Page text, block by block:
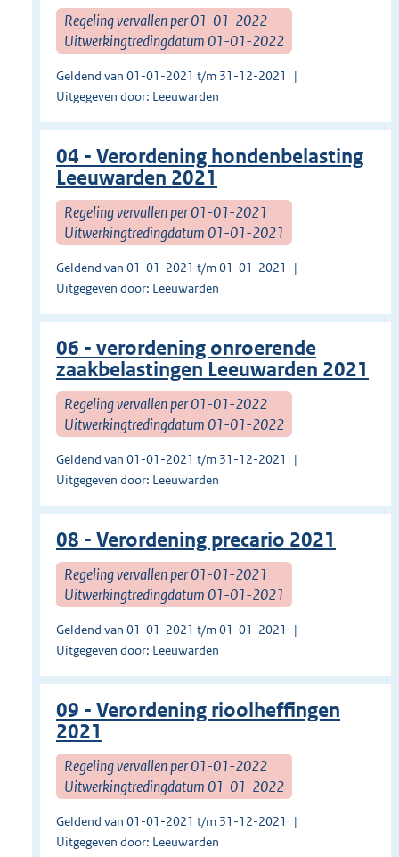
Regeling vervallen per 01-01-2022
Uitwerkingtredingdatum 01-01-2022
Geldend van 01-01-2021 t/m 31-12-2021
Uitgegeven door: Leeuwarden
04 - Verordening hondenbelasting
Leeuwarden 2021
Regeling vervallen per 01-01-2021
Uitwerkingtredingdatum 01-01-2021
Geldend van 01-01-2021 t/m 01-01-2021
Uitgegeven door: Leeuwarden
06 - verordening onroerende
zaakbelastingen Leeuwarden 2021
Regeling vervallen per 01-01-2022
Uitwerkingtredingdatum 01-01-2022
Geldend van 01-01-2021 t/m 31-12-2021
Uitgegeven door: Leeuwarden
08 - Verordening precario 2021
Regeling vervallen per 01-01-2021
Uitwerkingtredingdatum 01-01-2021
Geldend van 01-01-2021 t/m 01-01-2021
Uitgegeven door: Leeuwarden
09 - Verordening rioolheffingen
2021
Regeling vervallen per 01-01-2022
Uitwerkingtredingdatum 01-01-2022
Geldend van 01-01-2021 t/m 31-12-2021
Uitgegeven door: Leeuwarden